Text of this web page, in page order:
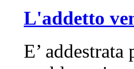
L'addetto
E’